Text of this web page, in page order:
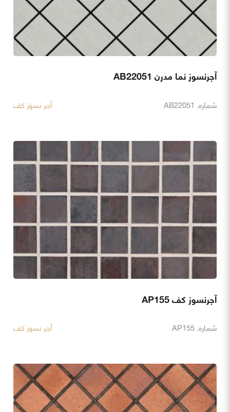
آجرنسوز نما مدرن AB22051
شماره. AB22051 آجر نسوز کف
آجرنسوز کف AP155
شماره. AP155 آجر نسوز کف